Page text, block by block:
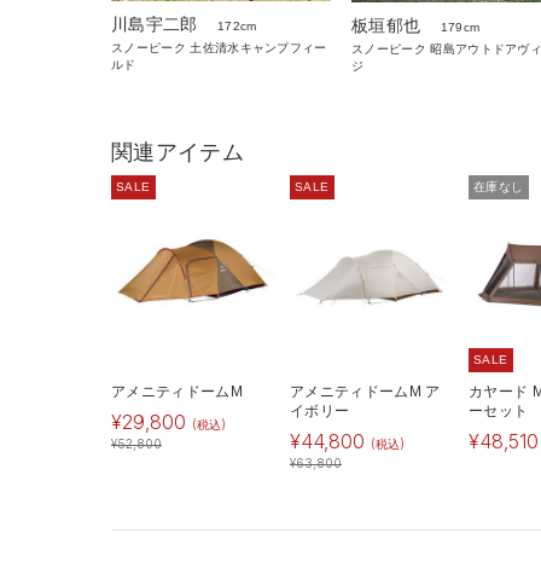
川島宇二郎
172cm
スノーピーク 土佐清水キャンプフィー
ルド
板垣郁也
179cm
スノーピーク 昭島アウトドアヴ
ジ
関連アイテム
SALE
アメニティドームM
¥29,800 (税込)
¥52,800
SALE
アメニティドームM ア
イボリー
¥44,800 (税込)
¥63,800
在庫なし
SALE
カヤード
ーセット
¥48,510